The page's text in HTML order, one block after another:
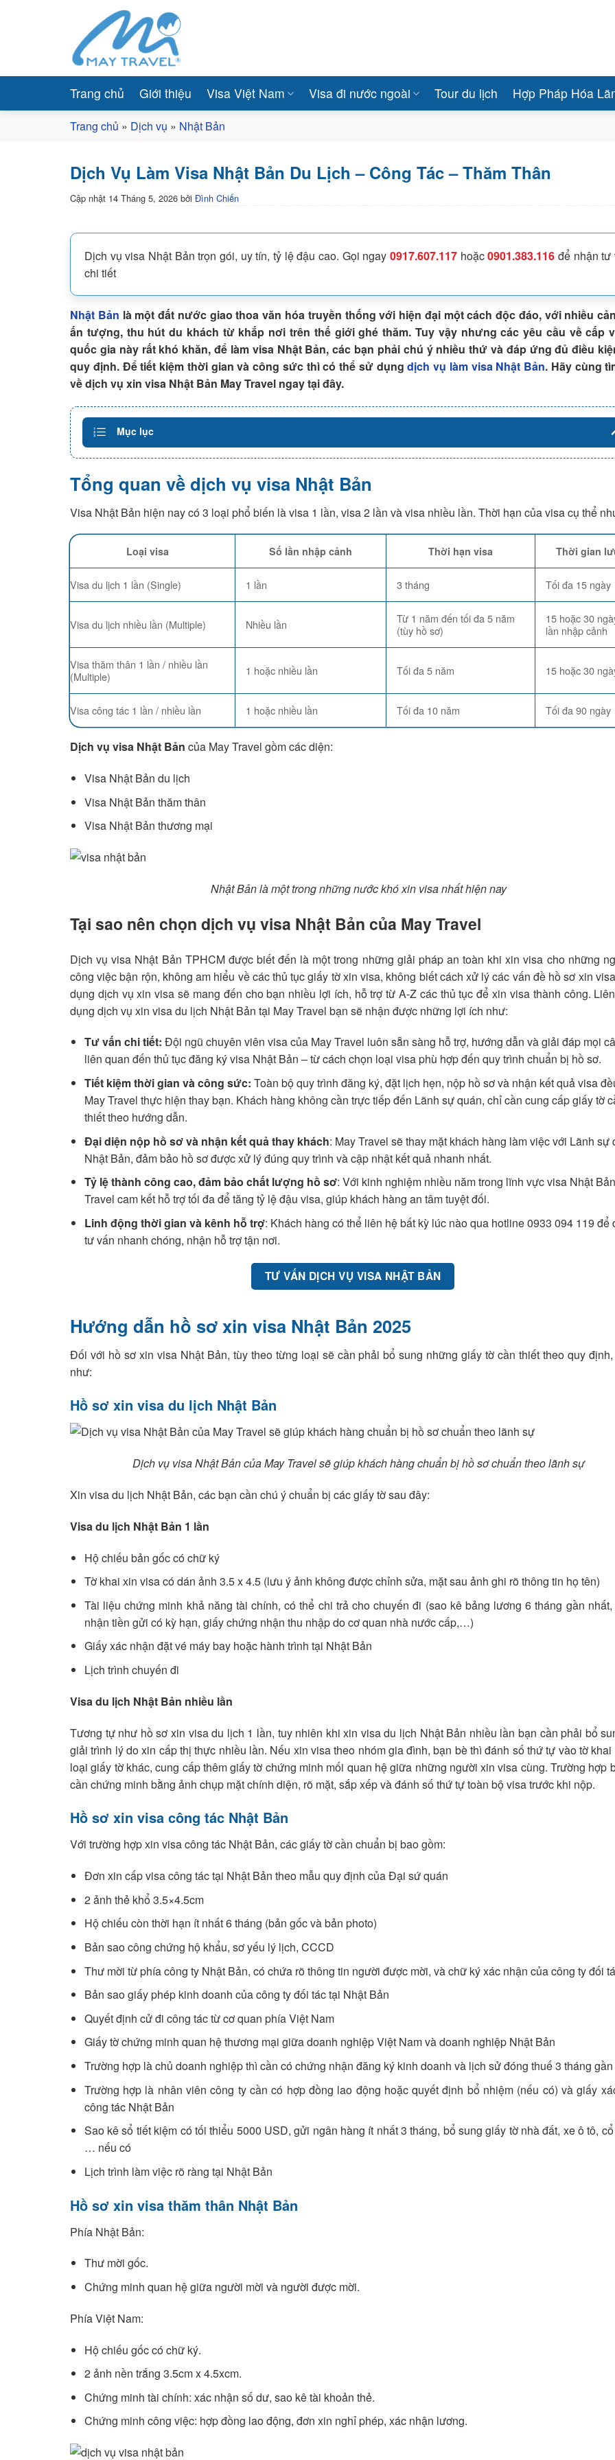
Trang chủ Giới thiệu Visa Việt Nam Visa đi nước ngoài Tour du lịch Hợp Pháp Hóa
Trang chủ » Dịch vụ » Nhật Bản
Dịch Vụ Làm Visa Nhật Bản Du Lịch – Công Tác – Thăm Thân
Cập nhật 14 Tháng 5, 2026 bởi Đình Chiến
Dịch vụ visa Nhật Bản trọn gói, uy tín, tỷ lệ đậu cao. Gọi ngay 0917.607.117 hoặc0901.383.116 để nhận tư
chi tiết
Nhật Bản là một đất nước giao thoa văn hóa truyền thống với hiện đại một cách độc đáo, với nhiều
ấn tượng, thu hút du khách từ khắp nơi trên thế giới ghé thăm. Tuy vậy nhưng các yêu cầu về cấp
quốc gia này rất khó khăn, để làm visa Nhật Bản, các bạn phải chú ý nhiều thứ và đáp ứng đủ điều
quy định. Để tiết kiệm thời gian và công sức thì có thể sử dụngdịch vụ làm visa Nhật Bản. Hãy cùng
về dịch vụ xin visa Nhật Bản May Travel ngay tại đây.
Mục lục
Tổng quan về dịch vụ visa Nhật Bản
Visa Nhật Bản hiện nay có 3 loại phổ biến là visa 1 lần, visa 2 lần và visa nhiều lần. Thời hạn của visa cụ thể
Loại visa Số lần nhập cảnh Thời hạn visa Thời gian
Visa du lịch 1 lần (Single) 1 lần 3 tháng Tối đa 15 ngày
Visa du lịch nhiều lần (Multiple) Nhiều lần
Từ 1 năm đến tối đa 5 năm
(tùy hồ sơ)
15 hoặc 30
lần nhập cảnh
Visa thăm thân 1 lần / nhiều lần
(Multiple)
1 hoặc nhiều lần Tối đa 5 năm 15 hoặc 30
Visa công tác 1 lần / nhiều lần 1 hoặc nhiều lần Tối đa 10 năm Tối đa 90 ngày
Dịch vụ visa Nhật Bản của May Travel gồm các diện:
Visa Nhật Bản du lịch
Visa Nhật Bản thăm thân
Visa Nhật Bản thương mại
Nhật Bản là một trong những nước khó xin visa nhất hiện nay
Tại sao nên chọn dịch vụ visa Nhật Bản của May Travel
Dịch vụ visa Nhật Bản TPHCM được biết đến là một trong những giải pháp an toàn khi xin visa cho những
công việc bận rộn, không am hiểu về các thủ tục giấy tờ xin visa, không biết cách xử lý các vấn đề hồ sơ xin
dụng dịch vụ xin visa sẽ mang đến cho bạn nhiều lợi ích, hỗ trợ từ A-Z các thủ tục để xin visa thành công.
dụng dịch vụ xin visa du lịch Nhật Bản tại May Travel bạn sẽ nhận được những lợi ích như:
Tư vấn chi tiết: Đội ngũ chuyên viên visa của May Travel luôn sẵn sàng hỗ trợ, hướng dẫn và giải đáp mọi
liên quan đến thủ tục đăng ký visa Nhật Bản – từ cách chọn loại visa phù hợp đến quy trình chuẩn bị hồ sơ.
Tiết kiệm thời gian và công sức: Toàn bộ quy trình đăng ký, đặt lịch hẹn, nộp hồ sơ và nhận kết quả visa
May Travel thực hiện thay bạn. Khách hàng không cần trực tiếp đến Lãnh sự quán, chỉ cần cung cấp giấy tờ
thiết theo hướng dẫn.
Đại diện nộp hồ sơ và nhận kết quả thay khách: May Travel sẽ thay mặt khách hàng làm việc với Lãnh sự
Nhật Bản, đảm bảo hồ sơ được xử lý đúng quy trình và cập nhật kết quả nhanh nhất.
Tỷ lệ thành công cao, đảm bảo chất lượng hồ sơ: Với kinh nghiệm nhiều năm trong lĩnh vực visa Nhật
Travel cam kết hỗ trợ tối đa để tăng tỷ lệ đậu visa, giúp khách hàng an tâm tuyệt đối.
Linh động thời gian và kênh hỗ trợ: Khách hàng có thể liên hệ bất kỳ lúc nào qua hotline 0933 094 119 để
tư vấn nhanh chóng, nhận hỗ trợ tận nơi.
TƯ VẤN DỊCH VỤ VISA NHẬT BẢN
Hướng dẫn hồ sơ xin visa Nhật Bản 2025
Đối với hồ sơ xin visa Nhật Bản, tùy theo từng loại sẽ cần phải bổ sung những giấy tờ cần thiết theo quy
như:
Hồ sơ xin visa du lịch Nhật Bản
Dịch vụ visa Nhật Bản của May Travel sẽ giúp khách hàng chuẩn bị hồ sơ chuẩn theo lãnh sự
Xin visa du lịch Nhật Bản, các bạn cần chú ý chuẩn bị các giấy tờ sau đây:
Visa du lịch Nhật Bản 1 lần
Hộ chiếu bản gốc có chữ ký
Tờ khai xin visa có dán ảnh 3.5 x 4.5 (lưu ý ảnh không được chỉnh sửa, mặt sau ảnh ghi rõ thông tin họ tên)
Tài liệu chứng minh khả năng tài chính, có thể chi trả cho chuyến đi (sao kê bảng lương 6 tháng gần
nhận tiền gửi có kỳ hạn, giấy chứng nhận thu nhập do cơ quan nhà nước cấp,…)
Giấy xác nhận đặt vé máy bay hoặc hành trình tại Nhật Bản
Lịch trình chuyến đi
Visa du lịch Nhật Bản nhiều lần
Tương tự như hồ sơ xin visa du lịch 1 lần, tuy nhiên khi xin visa du lịch Nhật Bản nhiều lần bạn cần phải bổ
giải trình lý do xin cấp thị thực nhiều lần. Nếu xin visa theo nhóm gia đình, bạn bè thì đánh số thứ tự vào tờ khai
loại giấy tờ khác, cung cấp thêm giấy tờ chứng minh mối quan hệ giữa những người xin visa cùng. Trường hợp
cần chứng minh bằng ảnh chụp mặt chính diện, rõ mặt, sắp xếp và đánh số thứ tự toàn bộ visa trước khi nộp.
Hồ sơ xin visa công tác Nhật Bản
Với trường hợp xin visa công tác Nhật Bản, các giấy tờ cần chuẩn bị bao gồm:
Đơn xin cấp visa công tác tại Nhật Bản theo mẫu quy định của Đại sứ quán
2 ảnh thẻ khổ 3.5×4.5cm
Hộ chiếu còn thời hạn ít nhất 6 tháng (bản gốc và bản photo)
Bản sao công chứng hộ khẩu, sơ yếu lý lịch, CCCD
Thư mời từ phía công ty Nhật Bản, có chứa rõ thông tin người được mời, và chữ ký xác nhận của công ty đối
Bản sao giấy phép kinh doanh của công ty đối tác tại Nhật Bản
Quyết định cử đi công tác từ cơ quan phía Việt Nam
Giấy tờ chứng minh quan hệ thương mại giữa doanh nghiệp Việt Nam và doanh nghiệp Nhật Bản
Trường hợp là chủ doanh nghiệp thì cần có chứng nhận đăng ký kinh doanh và lịch sử đóng thuế 3 tháng
Trường hợp là nhân viên công ty cần có hợp đồng lao động hoặc quyết định bổ nhiệm (nếu có) và giấy
công tác Nhật Bản
Sao kê sổ tiết kiệm có tối thiểu 5000 USD, gửi ngân hàng ít nhất 3 tháng, bổ sung giấy tờ nhà đất, xe ô tô,
… nếu có
Lịch trình làm việc rõ ràng tại Nhật Bản
Hồ sơ xin visa thăm thân Nhật Bản
Phía Nhật Bản:
Thư mời gốc.
Chứng minh quan hệ giữa người mời và người được mời.
Phía Việt Nam:
Hộ chiếu gốc có chữ ký.
2 ảnh nền trắng 3.5cm x 4.5xcm.
Chứng minh tài chính: xác nhận số dư, sao kê tài khoản thẻ.
Chứng minh công việc: hợp đồng lao động, đơn xin nghỉ phép, xác nhận lương.